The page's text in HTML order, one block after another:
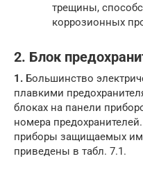
трещины,
коррозионных
2. Блок
1. Большинство
плавкими
блоках на панели
номера
приборы защищаемых
приведены в табл. 7.1.